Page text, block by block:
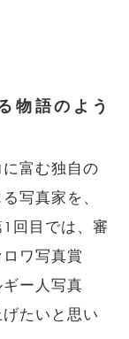
物語のよう
富む独自の
写真家を、
回目では、審
ワ写真賞
ー人写真
たいと思い